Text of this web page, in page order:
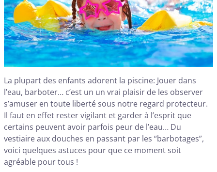
La plupart des enfants adorent la piscine: Jouer dans
l’eau, barboter… c’est un un vrai plaisir de les observer
s’amuser en toute liberté sous notre regard protecteur.
Il faut en effet rester vigilant et garder à l’esprit que
certains peuvent avoir parfois peur de l’eau… Du
vestiaire aux douches en passant par les “barbotages”,
voici quelques astuces pour que ce moment soit
agréable pour tous !